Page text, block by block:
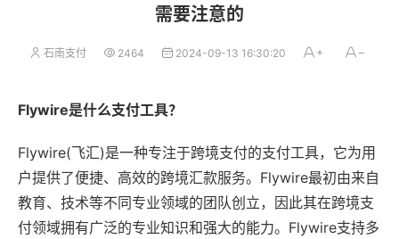
需要注意的
石南支付 2464 2024-09-13 16:30:20
Flywire是什么支付工具？
Flywire(飞汇)是一种专注于跨境支付的支付工具，它为用
户提供了便捷、高效的跨境汇款服务。Flywire最初由来自
教育、技术等不同专业领域的团队创立，因此其在跨境支
付领域拥有广泛的专业知识和强大的能力。Flywire支持多